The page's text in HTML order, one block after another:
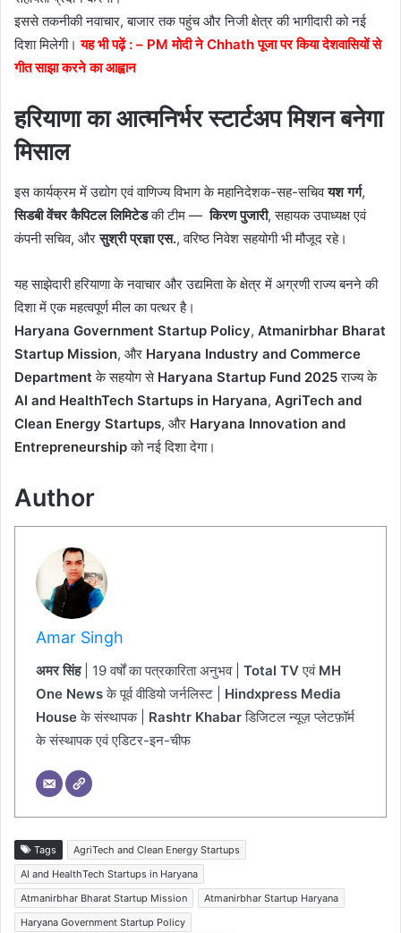
इससे तकनीकी नवाचार, बाजार तक पहुंच और निजी क्षेत्र की भागीदारी को नई
दिशा मिलेगी।यह भी पढ़ें : – PM मोदी ने Chhath पूजा पर किया देशवासियों से
गीत साझा करने का आह्वान
हरियाणा का आत्मनिर्भर स्टार्टअप मिशन बनेगा
मिसाल
इस कार्यक्रम में उद्योग एवं वाणिज्य विभाग के महानिदेशक-सह-सचिवयश गर्ग,
सिडबी वेंचर कैपिटल लिमिटेडकी टीम — किरण पुजारी, सहायक उपाध्यक्ष एवं
कंपनी सचिव, औरसुश्री प्रज्ञा एस., वरिष्ठ निवेश सहयोगी भी मौजूद रहे।
यह साझेदारी हरियाणा के नवाचार और उद्यमिता के क्षेत्र में अग्रणी राज्य बनने की
दिशा में एक महत्वपूर्ण मील का पत्थर है।
Haryana Government Startup Policy, Atmanirbhar Bharat
Startup Mission, और Haryana Industry and Commerce
Department के सहयोग से Haryana Startup Fund 2025राज्य के
AI and HealthTech Startups in Haryana, AgriTech and
Clean Energy Startups, और Haryana Innovation and
Entrepreneurshipको नई दिशा देगा।
Author
Amar Singh
अमर सिंह| 19 वर्षों का पत्रकारिता अनुभव | Total TVएवं MH
One Newsके पूर्व वीडियो जर्नलिस्ट | Hindxpress Media
Houseके संस्थापक | Rashtr Khabarडिजिटल न्यूज़ प्लेटफ़ॉर्म
के संस्थापक एवं एडिटर-इन-चीफ
Tags
AgriTech and Clean Energy Startups
AI and HealthTech Startups in Haryana
Atmanirbhar Bharat Startup Mission
Atmanirbhar Startup Haryana
Haryana Government Startup Policy